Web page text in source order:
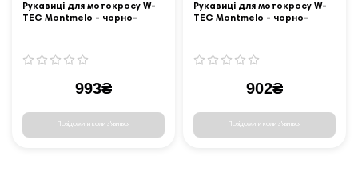
Рукавиці для мотокросу W-
TEC Montmelo - чорно-
993₴
Повідомити коли з'явиться
Рукавиці для мотокросу W-
TEC Montmelo - чорно-
902₴
Повідомити коли з'явиться